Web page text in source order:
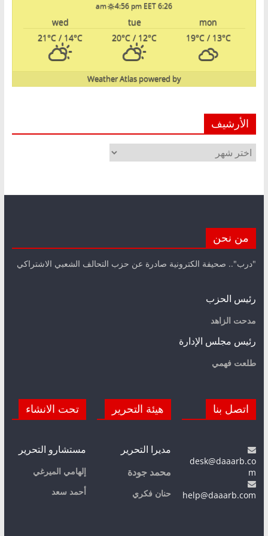
6:26 am
4:56 pm EET
mon
tue
wed
19°C/ 13°C
20°C / 12°C
21°C / 14°C
powered by
Weather Atlas
الأرشيف
الأرشيف
من نحن
"درب".. صحيفة الكترونية صادرة عن حزب التحالف الشعبي الاشتراكي
رئيس الحزب
مدحت الزاهد
رئيس مجلس الإدارة
طلعت فهمي
اتصل بنا
desk@daaarb.co
m
help@daaarb.com
هيئة التحرير
مديرا التحرير
محمد جودة
حنان فكري
تحت الانشاء
مستشارو التحرير
إلهامي الميرغي
أحمد سعد